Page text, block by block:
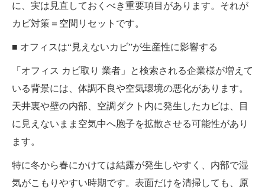
に、実は見直しておくべき重要項目があります。それが
カビ対策＝空間リセットです。
■ オフィスは“見えないカビ”が生産性に影響する
「オフィス カビ取り 業者」と検索される企業様が増えて
いる背景には、体調不良や空気環境の悪化があります。
天井裏や壁の内部、空調ダクト内に発生したカビは、目
に見えないまま空気中へ胞子を拡散させる可能性があり
ます。
特に冬から春にかけては結露が発生しやすく、内部で湿
気がこもりやすい時期です。表面だけを清掃しても、原